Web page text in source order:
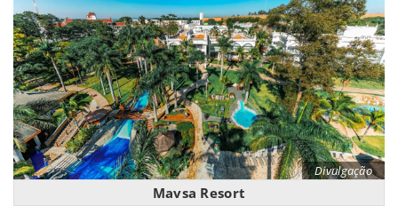
Divulgação
Mavsa Resort